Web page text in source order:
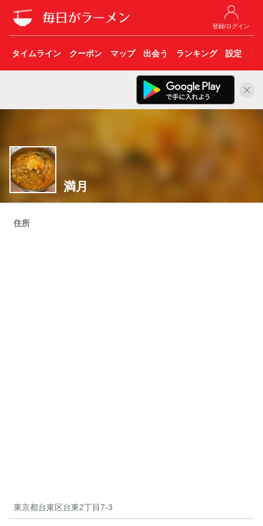
登録/ログイン
タイムライン クーポン マップ 出会う ランキング 設定 こ
満月
住所
東京都台東区台東2丁目7-3